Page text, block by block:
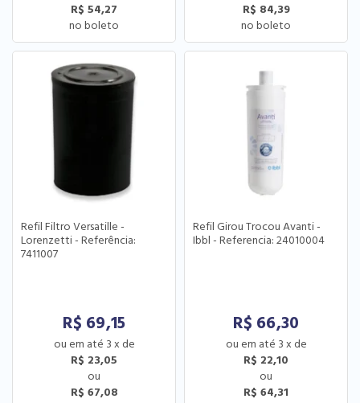
R$ 54,27
R$ 84,39
Refil Filtro Versatille -
Lorenzetti - Referência:
7411007
R$ 69,15
3 x de
R$ 23,05
R$ 67,08
Refil Girou Trocou Avanti -
Ibbl - Referencia: 24010004
R$ 66,30
3 x de
R$ 22,10
R$ 64,31